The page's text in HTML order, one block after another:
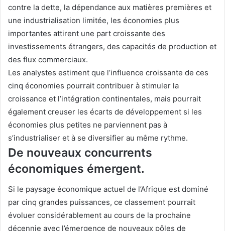
contre la dette, la dépendance aux matières premières et
une industrialisation limitée, les économies plus
importantes attirent une part croissante des
investissements étrangers, des capacités de production et
des flux commerciaux.
Les analystes estiment que l’influence croissante de ces
cinq économies pourrait contribuer à stimuler la
croissance et l’intégration continentales, mais pourrait
également creuser les écarts de développement si les
économies plus petites ne parviennent pas à
s’industrialiser et à se diversifier au même rythme.
De nouveaux concurrents
économiques émergent.
Si le paysage économique actuel de l’Afrique est dominé
par cinq grandes puissances, ce classement pourrait
évoluer considérablement au cours de la prochaine
décennie avec l’émergence de nouveaux pôles de